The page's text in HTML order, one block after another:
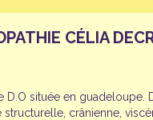
CÉLIA
D.O située en guadeloupe.
crânienne,